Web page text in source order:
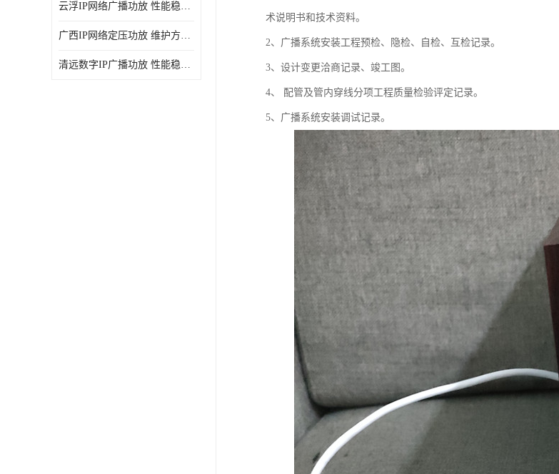
云浮IP网络广播功放 性能稳定 设计结构简单
广西IP网络定压功放 维护方便 多应用于公共场合
清远数字IP广播功放 性能稳定 传输距离远
术说明书和技术资料。
2、广播系统安装工程预检、隐检、自检、互检记录。
3、设计变更洽商记录、竣工图。
4、 配管及管内穿线分项工程质量检验评定记录。
5、广播系统安装调试记录。